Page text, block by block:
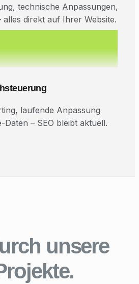
technische Anpassungen,
alles direkt auf Ihrer Website.
laufende Anpassung
– SEO bleibt aktuell.
unsere